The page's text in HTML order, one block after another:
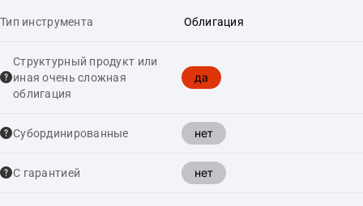
Тип инструмента Облигация
Структурный продукт или
иная очень сложная
облигация
да
Cубординированные нет
С гарантией нет